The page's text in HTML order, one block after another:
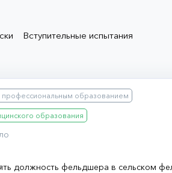
Вступительные испытания
профессиональным образованием
образования
должность фельдшера в сельском